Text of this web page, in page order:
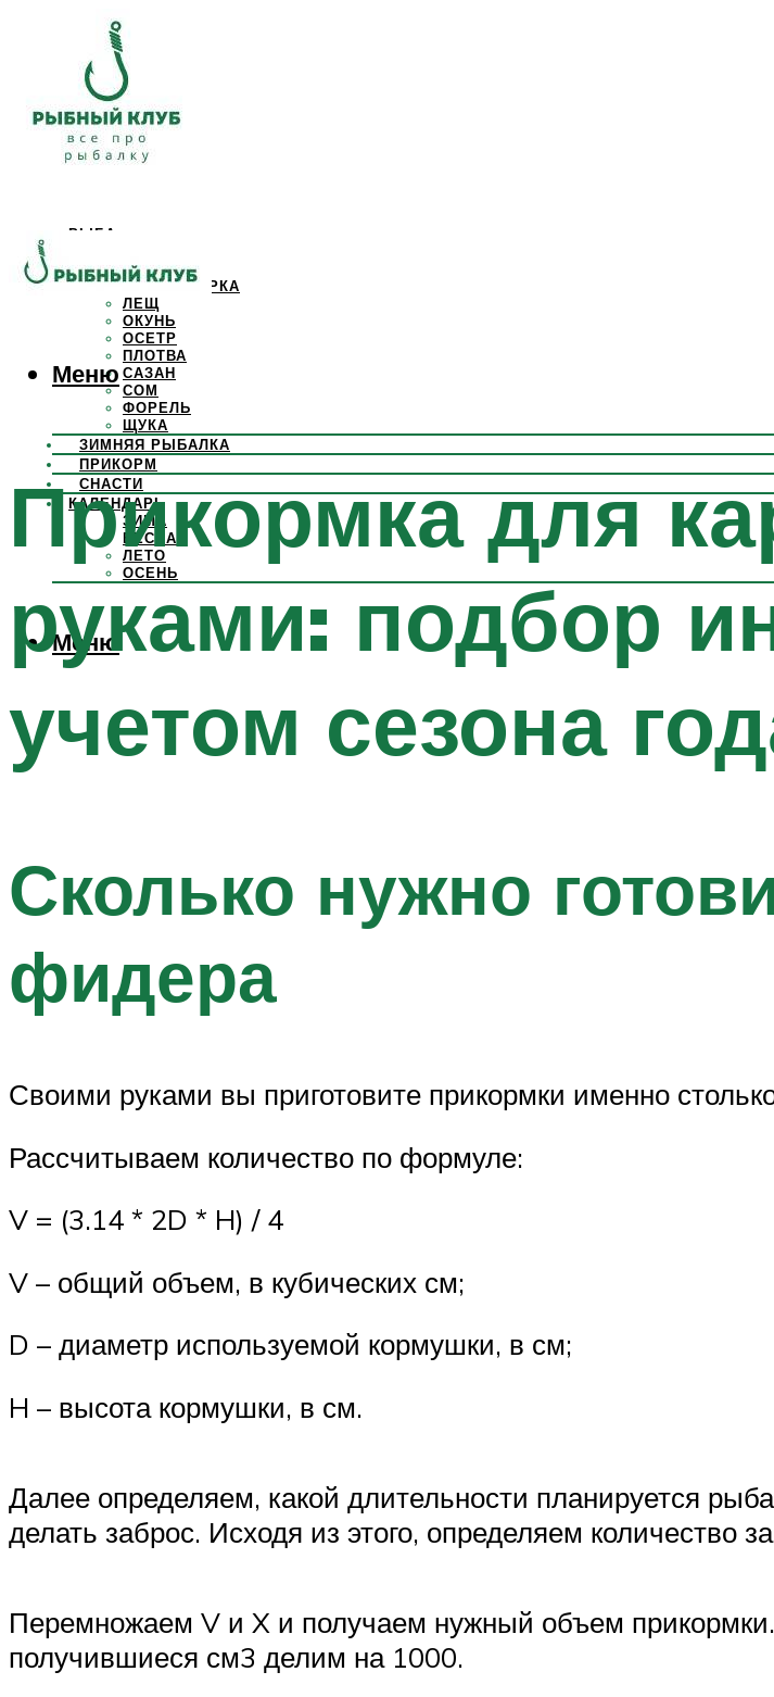
РЫБА
КАРП
КРАСНОПЕРКА
ЛЕЩ
ОКУНЬ
ОСЕТР
ПЛОТВА
САЗАН
СОМ
ФОРЕЛЬ
ЩУКА
ЗИМНЯЯ РЫБАЛКА
ПРИКОРМ
СНАСТИ
КАЛЕНДАРЬ
ЗИМА
ВЕСНА
ЛЕТО
ОСЕНЬ
Меню
Меню
Прикормка для
руками: подбор
учетом сезона
Сколько нужно
фидера
Своими руками вы приготовите прикормки именно
Рассчитываем количество по формуле:
V = (3.14 * 2D * H) / 4
V – общий объем, в кубических см;
D – диаметр используемой кормушки, в см;
H – высота кормушки, в см.
Далее определяем, какой длительности планируется
делать заброс. Исходя из этого, определяем количество
Перемножаем V и X и получаем нужный объем
получившиеся см3 делим на 1000.